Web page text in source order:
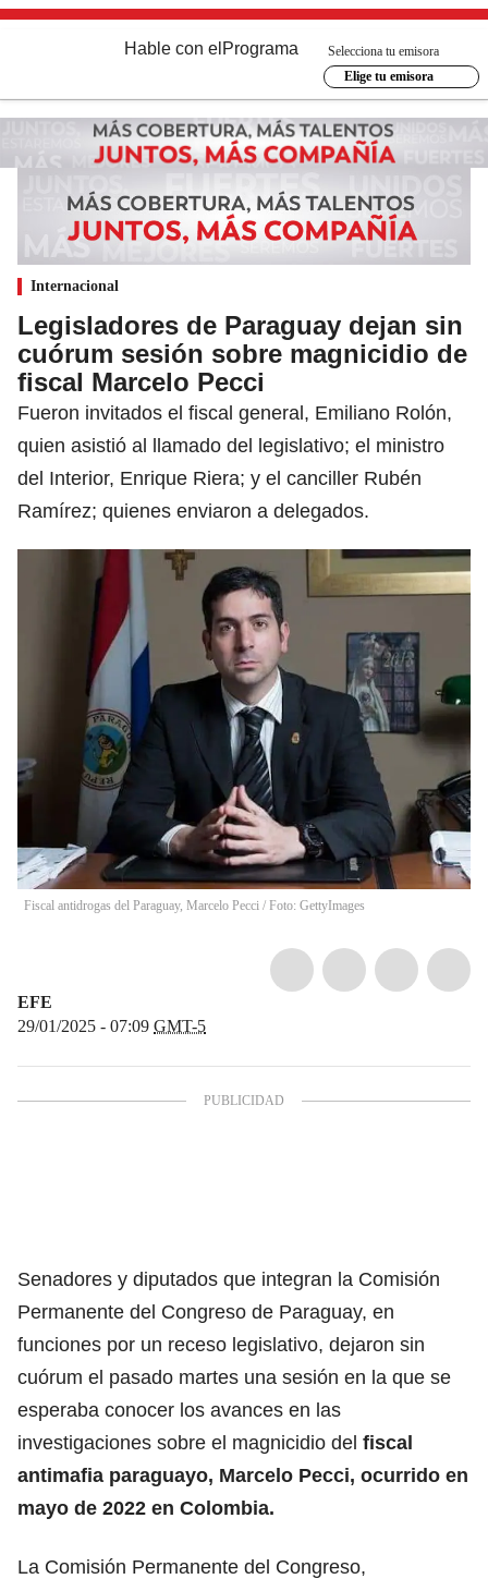
Hable con el Programa
Selecciona tu emisora
Elige tu emisora
Internacional
Legisladores de Paraguay dejan sin
cuórum sesión sobre magnicidio de
fiscal Marcelo Pecci
Fueron invitados el fiscal general, Emiliano Rolón,
quien asistió al llamado del legislativo; el ministro
del Interior, Enrique Riera; y el canciller Rubén
Ramírez; quienes enviaron a delegados.
Fiscal antidrogas del Paraguay, Marcelo Pecci / Foto: GettyImages
EFE
29/01/2025 - 07:09 GMT-5
Senadores y diputados que integran la Comisión
Permanente del Congreso de Paraguay, en
funciones por un receso legislativo, dejaron sin
cuórum el pasado martes una sesión en la que se
esperaba conocer los avances en las
investigaciones sobre el magnicidio del fiscal
antimafia paraguayo, Marcelo Pecci, ocurrido en
mayo de 2022 en Colombia.
La Comisión Permanente del Congreso,